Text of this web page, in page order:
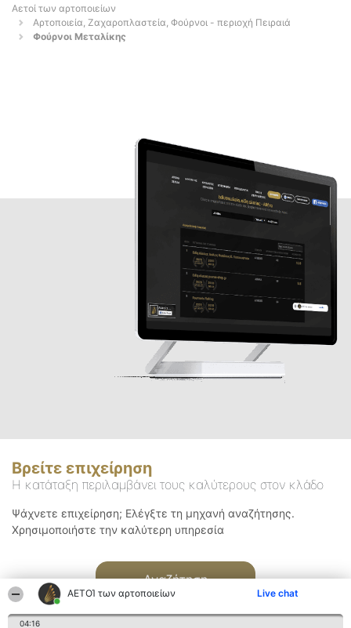
ΑΕΤΟΊ των αρτοποιείων Live chat
04:16
Αετοί των αρτοποιείων
Αρτοποιεία, Ζαχαροπλαστεία, Φούρνοι - περιοχή Πειραιά
Φούρνοι Μεταλίκης
Βρείτε επιχείρηση
Η κατάταξη περιλαμβάνει τους καλύτερους στον κλάδο
Ψάχνετε επιχείρηση; Ελέγξτε τη μηχανή αναζήτησης.
Χρησιμοποιήστε την καλύτερη υπηρεσία
Αναζήτηση